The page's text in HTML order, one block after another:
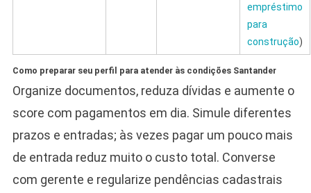
empréstimo
para
construção)
Como preparar seu perfil para atender às condições Santander
Organize documentos, reduza dívidas e aumente o
score com pagamentos em dia. Simule diferentes
prazos e entradas; às vezes pagar um pouco mais
de entrada reduz muito o custo total. Converse
com gerente e regularize pendências cadastrais